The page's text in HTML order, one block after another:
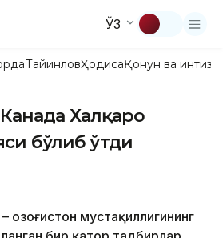
ЎЗ
ТайинловҲодисаҚонун ва
Канада Халқаро
бўлиб ўтди
Қозоғистон мустақиллигининг